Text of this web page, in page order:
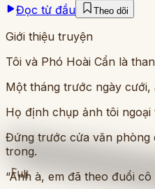
Full
Đọc từ đầu
Theo dõi
Giới thiệu truyện
Tôi và Phó Hoài Cẩn là
Một tháng trước ngày cưới,
Họ định chụp ảnh tôi
Đứng trước cửa văn phòng
trong.
“Anh à, em đã theo đuổi